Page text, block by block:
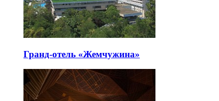
Гранд-отель «Жемчужина»